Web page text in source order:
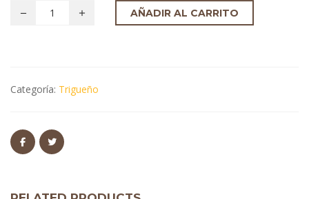
AÑADIR AL CARRITO
Categoría: Trigueño